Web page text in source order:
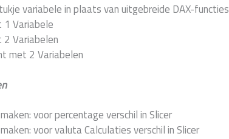
variabele in plaats van uitgebreide DAX-functies
Variabele
Variabelen
met 2 Variabelen
voor percentage verschil in Slicer
voor valuta Calculaties verschil in Slicer